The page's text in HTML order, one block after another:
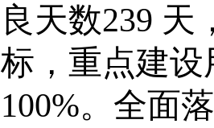
良天数239 天
标，重点建
100%。 全面